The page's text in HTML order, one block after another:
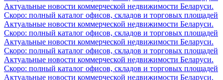
Актуальные новости коммерческой недвижимости Беларуси.
Скоро: полный каталог офисов, складов и торговых площадей
Актуальные новости коммерческой недвижимости Беларуси.
Скоро: полный каталог офисов, складов и торговых площадей
Актуальные новости коммерческой недвижимости Беларуси.
Скоро: полный каталог офисов, складов и торговых площадей
Актуальные новости коммерческой недвижимости Беларуси.
Скоро: полный каталог офисов, складов и торговых площадей
Актуальные новости коммерческой недвижимости Беларуси.